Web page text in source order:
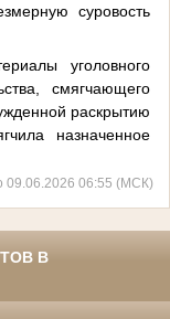
суровость
уголовного
смягчающего
раскрытию
назначенное
09.06.2026 06:55 (МСК)
В